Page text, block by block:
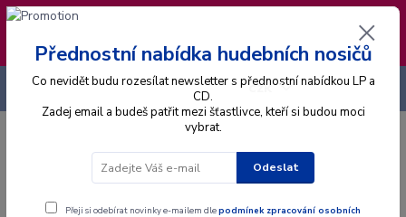
❣️ Od 4.8. do 13.8. čerpám dovolenou. Datum
expedice objednávek se posouvá na pátek
14.8.2026 🐋
Menu
CZK
+420 725 736 293
Přednostní nabídka hudebních nosičů
Co nevidět budu rozesílat newsletter s přednostní nabídkou LP a
CD.
Zadej email a budeš patřit mezi šťastlivce, kteří si budou moci
vybrat.
Odeslat
Přeji si odebírat novinky e-mailem dlepodmínek zpracování osobních